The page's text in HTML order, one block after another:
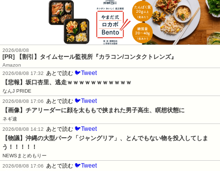
2026/08/08
[PR] 【割引】タイムセール監視所『カラコン/コンタクトレンズ』
Amazon
2026/08/08 17:32
あとで読む 🐦Tweet
【悲報】坂口杏里、逃走ｗｗｗｗｗｗｗｗｗｗｗ
なんJ PRIDE
2026/08/08 17:06
あとで読む 🐦Tweet
【画像】チアリーダーに顔を太ももで挟まれた男子高生、瞑想状態に
ネギ速
2026/08/08 14:12
あとで読む 🐦Tweet
【物議】沖縄の大型パーク「ジャングリア」、とんでもない物を投入してしま
う！！！！！
NEWSまとめもりー
2026/08/08 17:06
あとで読む 🐦Tweet